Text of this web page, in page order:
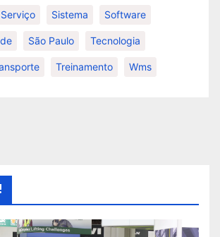
Serviço Sistema Software
São Paulo Tecnologia
Treinamento Wms